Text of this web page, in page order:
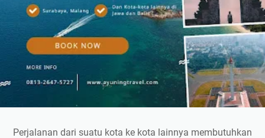
Perjalanan dari suatu kota ke kota lainnya membutuhkan